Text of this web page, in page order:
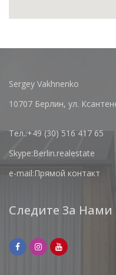
Sergey Vakhnenko
10707 Берлин, ул.
Тел.:+49 (30) 516 417 65
Skype:Berlin.realestate
e-mail:Прямой контакт
Следите За Нами